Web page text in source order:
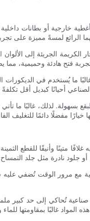
خارجية أو بطانات
الجريئة إلى الألوان
ما يُستخدم في الديكورات
بسهولة. لذلك، غالبًا ما
متينًا وأنيقًا للقطع
مع مرور الوقت تُضفي
صناعية تُحاكي إلى حد كبير